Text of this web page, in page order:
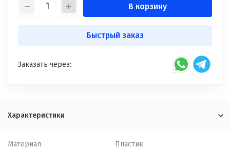
В корзину
Быстрый заказ
Заказать через:
Характеристики
Материал Пластик